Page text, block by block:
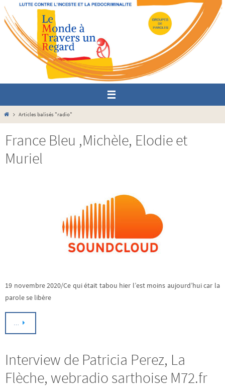
Passer
vers
contenu
HomeArticles balisés "radio"
France Bleu ,Michèle, Elodie et
Muriel
19 novembre 2020/Ce qui était tabou hier l’est moins aujourd’hui car la
parole se libère
…
Interview de Patricia Perez, La
Flèche, webradio sarthoise M72.fr